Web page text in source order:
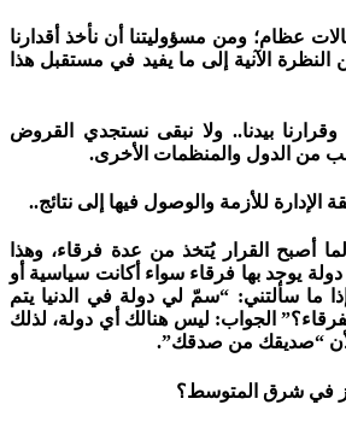
عظام؛ ومن مسؤوليتنا أن نأخذ أقدارنا
النظرة الآنية إلى ما يفيد في مستقبل هذا
بيدنا.. ولا نبقى نستجدي القروض
من الدول والمنظمات الأخرى.
الإدارة للأزمة والوصول فيها إلى نتائج..
أصبح القرار يُتخذ من عدة فرقاء، وهذا
يوجد بها فرقاء سواء أكانت سياسية أو
ما سألتني: “سمّ لي دولة في الدنيا يتم
الجواب: ليس هنالك أي دولة، لذلك
“صديقك من صدقك”.
في شرق المتوسط؟